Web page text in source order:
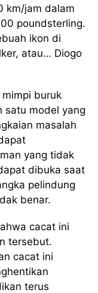
km/jam dalam
poundsterling.
ikon di
atau… Diogo
buruk
satu model yang
masalah
yang tidak
dibuka saat
pelindung
benar.
cacat ini
tersebut.
cacat ini
terus